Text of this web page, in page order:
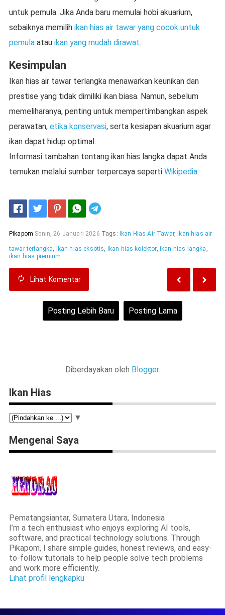
untuk pemula. Jika Anda baru memulai hobi akuarium,
sebaiknya memilih ikan hias air tawar yang cocok untuk
pemulaatau ikan yang mudah dirawat.
Kesimpulan
Ikan hias air tawar terlangka menawarkan keunikan dan
prestise yang tidak dimiliki ikan biasa. Namun, sebelum
memeliharanya, penting untuk mempertimbangkan aspek
perawatan, etika konservasi, serta kesiapan akuarium agar
ikan dapat hidup optimal.
Informasi tambahan tentang ikan hias langka dapat Anda
temukan melalui sumber terpercaya seperti Wikipedia.
Pikapom Senin, 26 Januari 2026 Tags: Ikan Hias Air Tawar,ikan hias air
tawar terlangka ikan hias eksotis ikan hias kolektor, ikan hias langka
ikan hias premium
Lihat Komentar
Posting Lebih Baru Posting Lama
Diberdayakan oleh Blogger.
Ikan Hias
▼
Mengenai Saya
Pematangsiantar, Sumatera Utara, Indonesia
I’m a tech enthusiast who enjoys exploring AI tools,
software, and practical technology solutions. Through
Pikapom, I share simple guides, honest reviews, and easy-
to-follow tutorials to help people solve tech problems
and work more efficiently.
Lihat profil lengkapku